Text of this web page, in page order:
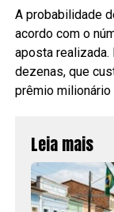
A probabilidade
acordo com o
aposta
dezenas, que
prêmio milionário
Leia mais